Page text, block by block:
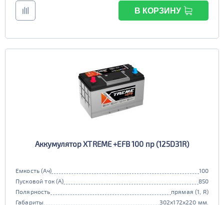
В КОРЗИНУ
Аккумулятор XTREME +EFB 100 пр (125D31R)
Емкость (Ач)
100
Пусковой ток (А)
850
Полярность
прямая (1, R)
Габариты
302x172x220 мм.